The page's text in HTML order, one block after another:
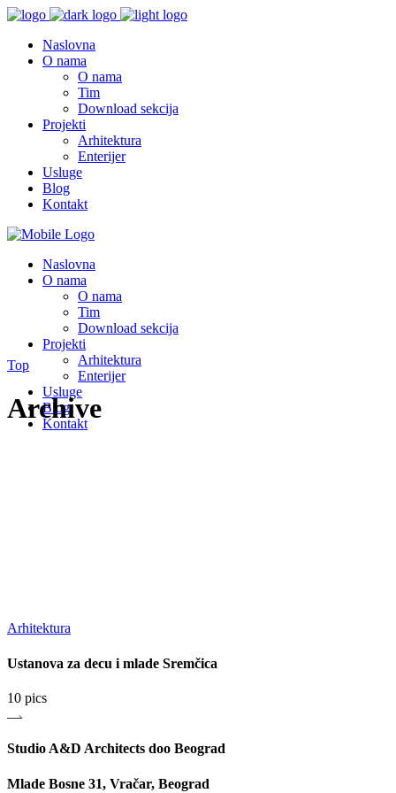
Naslovna
O nama
O nama
Tim
Download sekcija
Projekti
Arhitektura
Enterijer
Usluge
Blog
Kontakt
Naslovna
O nama
O nama
Tim
Download sekcija
Projekti
Arhitektura
Enterijer
Usluge
Blog
Kontakt
Top
Archive
Arhitektura
Ustanova za decu i mlade Sremčica
10 pics
Studio A&D Architects doo Beograd
Mlade Bosne 31, Vračar, Beograd